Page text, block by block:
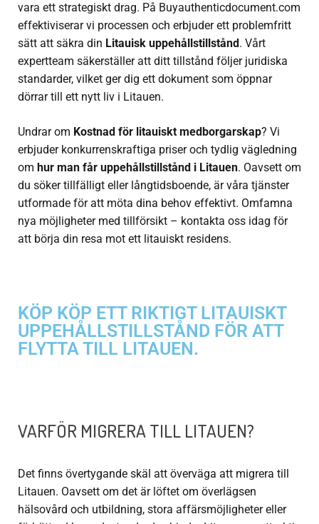
vara ett strategiskt drag. På Buyauthenticdocument.com
effektiviserar vi processen och erbjuder ett problemfritt
sätt att säkra din Litauisk uppehållstillstånd . Vårt
expertteam säkerställer att ditt tillstånd följer juridiska
standarder, vilket ger dig ett dokument som öppnar
dörrar till ett nytt liv i Litauen.
Undrar om Kostnad för litauiskt medborgarskap? Vi
erbjuder konkurrenskraftiga priser och tydlig vägledning
om hur man får uppehållstillstånd i Litauen. Oavsett om
du söker tillfälligt eller långtidsboende, är våra tjänster
utformade för att möta dina behov effektivt. Omfamna
nya möjligheter med tillförsikt – kontakta oss idag för
att börja din resa mot ett litauiskt residens.
KÖP KÖP ETT RIKTIGT LITAUISKT
UPPEHÅLLSTILLSTÅND FÖR ATT
FLYTTA TILL LITAUEN.
VARFÖR MIGRERA TILL LITAUEN?
Det finns övertygande skäl att överväga att migrera till
Litauen. Oavsett om det är löftet om överlägsen
hälsovård och utbildning, stora affärsmöjligheter eller